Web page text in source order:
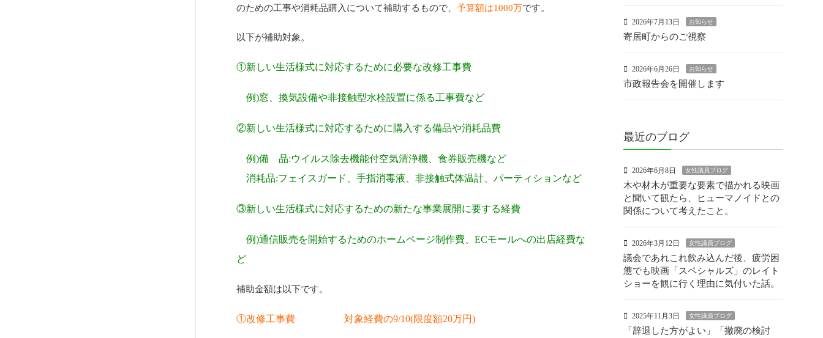
のための工事や消耗品購入について補助するもので、予算額は1000万です。
以下が補助対象。
①新しい生活様式に対応するために必要な改修工事費
例)窓、換気設備や非接触型水栓設置に係る工事費など
②新しい生活様式に対応するために購入する備品や消耗品費
例)備 品:ウイルス除去機能付空気清浄機、食券販売機など
消耗品:フェイスガード、手指消毒液、非接触式体温計、パーティションなど
③新しい生活様式に対応するための新たな事業展開に要する経費
例)通信販売を開始するためのホームページ制作費、ECモールへの出店経費な
ど
補助金額は以下です。
①改修工事費 対象経費の9/10(限度額20万円)
2026年7月13日 お知らせ
寄居町からのご視察
2026年6月26日 お知らせ
市政報告会を開催します
最近のブログ
2026年6月8日 女性議員ブログ
木や材木が重要な要素で描かれる映画
と聞いて観たら、ヒューマノイドとの
関係について考えたこと。
2026年3月12日 女性議員ブログ
議会であれこれ飲み込んだ後、疲労困
憊でも映画「スペシャルズ」のレイト
ショーを観に行く理由に気付いた話。
2025年11月3日 女性議員ブログ
「辞退した方がよい」「撤廃の検討